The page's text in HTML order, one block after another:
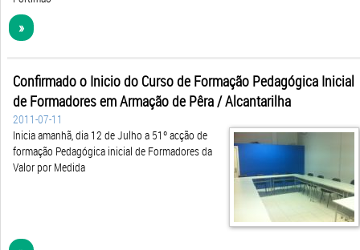
»
Confirmado o Inicio do Curso de Formação Pedagógica Inicial
de Formadores em Armação de Pêra / Alcantarilha
2011-07-11
Inicia amanhã, dia 12 de Julho a 51º acção de
formação Pedagógica inicial de Formadores da
Valor por Medida
»